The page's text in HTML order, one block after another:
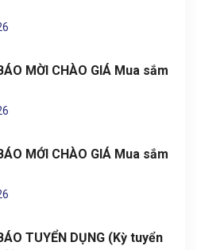
MỜI CHÀO GIÁ Mua sắm
MỚI CHÀO GIÁ Mua sắm
TUYỂN DỤNG (Kỳ tuyển